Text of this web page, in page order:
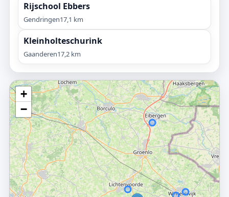
Rijschool Ebbers
Gendringen17,1 km
Kleinholteschurink
Gaanderen17,2 km
+
−